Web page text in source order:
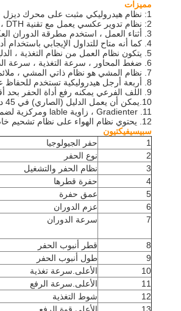
مميزات
1: نظام هيدروليكي مثبت على محرك ديزل ، كل النظام يشمل المشي ، الدوران ، التغذية ، الرفع ، الساق ، الرفع ، نظام التعويض ، تغيير القضيب هيدروليكي.
2: نظام تدوير عكسي يعمل مع تقنية DTH ، ضاغط هواء يقدم هواء مضغوط للتأثير وتجمع الغبار.
3. أثناء العمل ، استخدم مطرقة الدوران العكسي ، الأنبوب المزدوج ، يدخل الهواء المضغوط بين أنبوبين والغبار الخارج من الأنبوب الداخلي.
4. كما أنه متاح للتداول الإيجابي باستخدام أداة الحفر العادية.
5. يتكون نظام العمل من نظام التغذية ، الدليل (الصاري) ، الرأس الدوار ، نظام التعويض ، جهاز التمركز ، نظام تبادل القضيب ، اللف وما إلى ذلك.
6. ضغط المحاور ، سرعة التغذية ، سرعة الدوران قابلة للتعديل.
7. نظام المشي هو نظام ذاتي المشي ، ملائم للحركة ، والذي يمكنه تثبيت أربع أرجل هيدروليكية ، عند التحميل على الشاحنة ، لا يحتاج إلى التنزه ، يمكن تحميله على الشاحنة مباشرة.
8. أربعة أرجل هيدروليكية تستخدم للحفاظ على توازن الحفر أثناء العمل.
9. اللف الفرعي يمكنه رفع أداة الحفر بحد أقصى 1 طن ، كما يمكن أن يساعد في تغيير القضيب.
10.يمكن أن يعمل الدليل (الصاري) في 45 درجة -90 درجة ، ويحتوي الدليل على نظام تمديد ، والذي يضمن أن الدليل يمكن أن يتحرك نحو سطح الحفر ، للحفاظ على توازن الدليل.
11. Gradienter ، زاوية lable ومركزية لضمان دقة دقة الثقب.
12. يحتوي نظام الهواء على نظام تشحيم خاص لتزييت المطرقة لإطالة عمر الخدمة.
سبيسيفيكتيون
1
حفر الجيولوجيا
2
نوع الحفر
3
نظام الحفر والتشغيل
4
حفرة قطرها
5
عمق حفرة
6
عزم الدوران
7
سرعة الدوران
8
قطر أنبوب الحفر
9
طول أنبوب الحفر
10
الأعلى.سرعة تغذية
11
الأعلى.سرعة الرفع
12
شوط التغذية